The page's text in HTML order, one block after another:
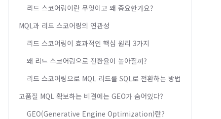
리드 스코어링이란 무엇이고 왜 중요한가요?
MQL과 리드 스코어링의 연관성
리드 스코어링이 효과적인 핵심 원리 3가지
왜 리드 스코어링으로 전환율이 높아질까?
리드 스코어링으로 MQL 리드를 SQL로 전환하는 방법
고품질 MQL 확보하는 비결에는 GEO가 숨어있다?
GEO(Generative Engine Optimization)란?